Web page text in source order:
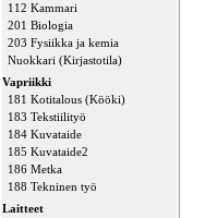
112 Kammari
201 Biologia
203 Fysiikka ja kemia
Nuokkari (Kirjastotila)
Vapriikki
181 Kotitalous (Kööki)
183 Tekstiilityö
184 Kuvataide
185 Kuvataide2
186 Metka
188 Tekninen työ
Laitteet